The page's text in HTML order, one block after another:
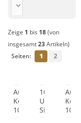
Zeige 1 bis 18(von
insgesamt23Artikeln)
Seiten:
1 2
Austral.
Koala
10
10
Unzen
Silbermünze
10